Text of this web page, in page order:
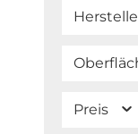
Preis